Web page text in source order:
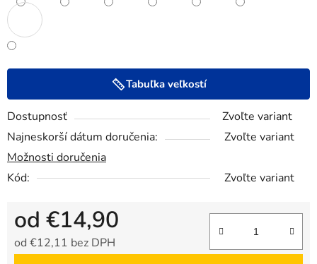
Tabuľka veľkostí
Dostupnosť
Zvoľte variant
Najneskorší dátum doručenia:
Zvoľte variant
Možnosti doručenia
Kód:
Zvoľte variant
od €14,90
od €12,11 bez DPH